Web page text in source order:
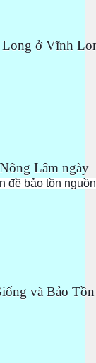
ở Vĩnh
Lâm ngày
đề bảo tồn
và Bảo